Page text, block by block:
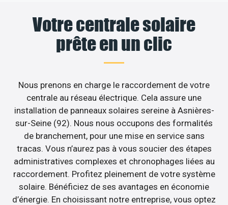
Votre centrale solaire
prête en un clic
Nous prenons en charge le raccordement de votre
centrale au réseau électrique. Cela assure une
installation de panneaux solaires sereine à Asnières-
sur-Seine (92). Nous nous occupons des formalités
de branchement, pour une mise en service sans
tracas. Vous n’aurez pas à vous soucier des étapes
administratives complexes et chronophages liées au
raccordement. Profitez pleinement de votre système
solaire. Bénéficiez de ses avantages en économie
d’énergie. En choisissant notre entreprise, vous optez